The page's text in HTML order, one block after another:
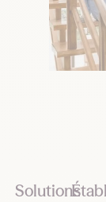
Solutions